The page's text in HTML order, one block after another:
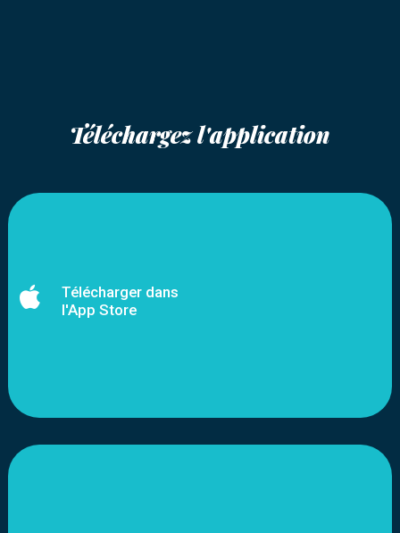
Téléchargez l'application

Télécharger dans
l'App Store